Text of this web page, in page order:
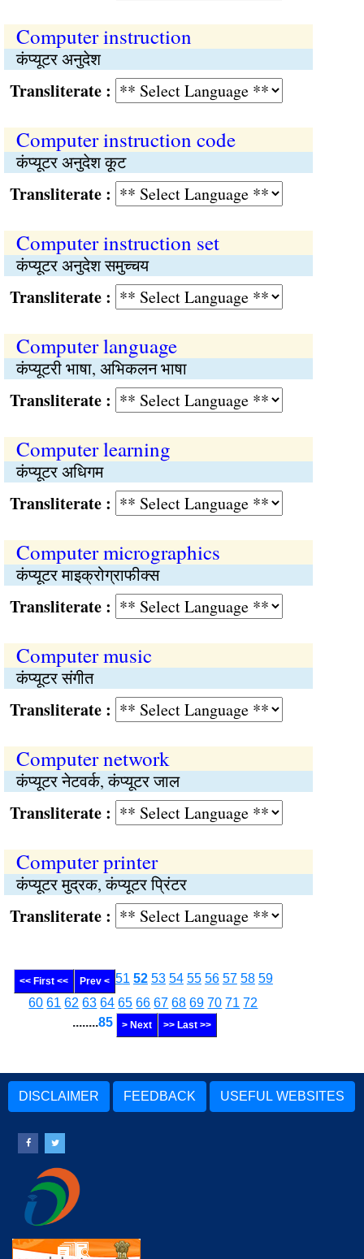
Computer instruction
कंप्यूटर अनुदेश
:
Computer instruction code
कंप्यूटर अनुदेश कूट
:
Computer instruction set
कंप्यूटर अनुदेश समुच्चय
:
Computer language
कंप्यूटरी भाषा, अभिकलन भाषा
:
Computer learning
कंप्यूटर अधिगम
:
Computer micrographics
कंप्यूटर माइक्रोग्राफीक्स
:
Computer music
कंप्यूटर संगीत
:
Computer network
कंप्यूटर नेटवर्क, कंप्यूटर जाल
:
Computer printer
कंप्यूटर मुद्रक, कंप्यूटर प्रिंटर
:
<< First << Prev < 51 52 53 54 55 56 57 58 59
60 61 62 63 64 65 66 67 68 69 70 71 72
........85 > Next >> Last >>
DISCLAIMER FEEDBACK USEFUL WEBSITES